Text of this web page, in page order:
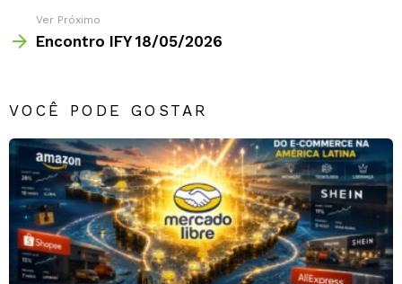
Ver Próximo
Encontro IFY 18/05/2026
VOCÊ PODE GOSTAR